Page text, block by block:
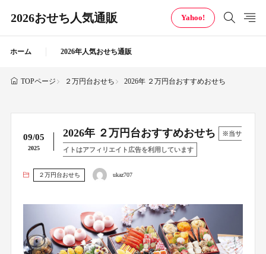
2026おせち人気通販 Yahoo!
ホーム 2026年人気おせち通販
TOPページ ２万円台おせち 2026年 ２万円台おすすめおせち
09/05
2025
2026年 ２万円台おすすめおせち ※当サ
イトはアフィリエイト広告を利用しています
２万円台おせち ukaz707